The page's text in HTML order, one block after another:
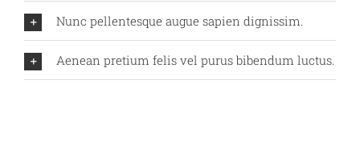
Nunc pellentesque augue sapien dignissim.
Aenean pretium felis vel purus bibendum luctus.